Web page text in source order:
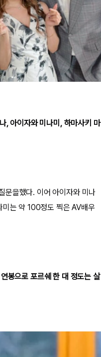
, 아이자와 미나미, 하마사키 마
문을했다. 이어 아이자와 미나
는 약 100정도 찍은 AV배우
봉으로 포르쉐 한 대 정도는 살